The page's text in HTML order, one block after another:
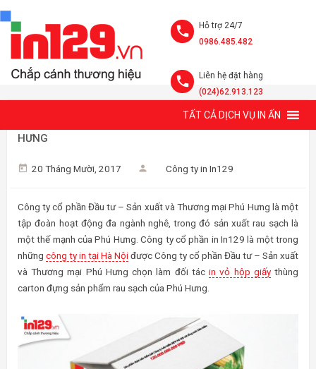
Hỗ trợ 24/7
0986.485.482
Liên hệ đặt hàng
(024)62.913.123
TẤT CẢ DỊCH VỤ IN ẤN
THIẾT KẾ VÀ IN THÙNG CARTON ĐỰNG RAU SẠCH PHÚ
HƯNG
20 Tháng Mười, 2017 Công ty in In129
Công ty cổ phần Đầu tư – Sản xuất và Thương mại Phú Hưng là một
tập đoàn hoạt động đa ngành nghê, trong đó sản xuất rau sạch là
một thế mạnh của Phú Hưng. Công ty cổ phần in In129 là một trong
những công ty in tại Hà Nộiđược Công ty cổ phần Đầu tư – Sản xuất
và Thương mại Phú Hưng chọn làm đối tácin vỏ hộp giấythùng
carton đựng sản phẩm rau sạch của Phú Hưng.